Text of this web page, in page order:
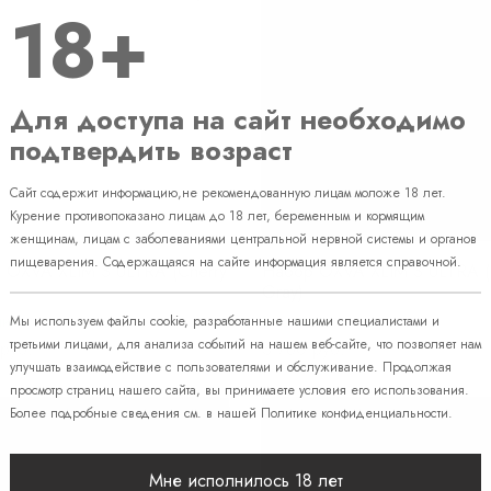
XLIM 3 ULTRA (Cherry
Набор OXVA XLIM 3 ULTRA
Gray)
В наличии
Price
3 760 руб.
18+
Для доступа на сайт необходимо
подтвердить возраст
Сайт содержит информацию,не рекомендованную лицам моложе 18 лет.
Курение противопоказано лицам до 18 лет, беременным и кормящим
женщинам, лицам с заболеваниями центральной нервной системы и органов
пищеварения. Содержащаяся на сайте информация является справочной.
Мы используем файлы cookie, разработанные нашими специалистами и
третьими лицами, для анализа событий на нашем веб-сайте, что позволяет нам
улучшать взаимодействие с пользователями и обслуживание. Продолжая
просмотр страниц нашего сайта, вы принимаете условия его использования.
Более подробные сведения см. в нашей Политике конфиденциальности.
Мне исполнилось 18 лет